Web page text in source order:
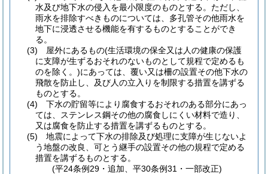
水及び地下水の侵入を最小限度のものとする。 ただし、
雨水を排除すべきものについては、多孔管その他雨水を
地下に浸透させる機能を有するものとすることができ
る。
(3)
屋外にあるもの(生活環境の保全又は人の健康の保護
に支障が生ずるおそれのないものとして規程で定めるも
のを除く。)にあっては、覆い又は柵の設置その他下水の
飛散を防止し、及び人の立入りを制限する措置を講ずる
ものとする。
(4)
下水の貯留等により腐食するおそれのある部分にあっ
ては、ステンレス鋼その他の腐食しにくい材料で造り、
又は腐食を防止する措置を講ずるものとする。
(5)
地震によって下水の排除及び処理に支障が生じないよ
う地盤の改良、可とう継手の設置その他の規程で定める
措置を講ずるものとする。
(平24条例29・追加、平30条例31・一部改正)